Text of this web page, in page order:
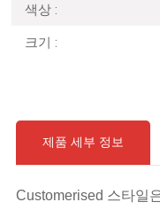
색상 :
크기 :
제품 세부 정보
Customerised 스타일